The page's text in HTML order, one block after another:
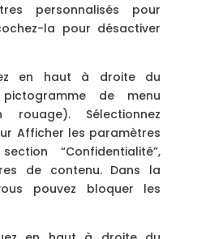
personnalisés pour
la pour désactiver
en haut à droite du
de menu
Sélectionnez
Afficher les paramètres
“Confidentialité”,
de contenu. Dans la
pouvez bloquer les